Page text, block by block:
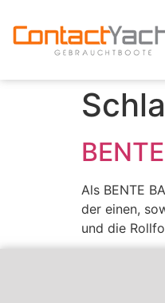
Als BENTE
der einen,
und die